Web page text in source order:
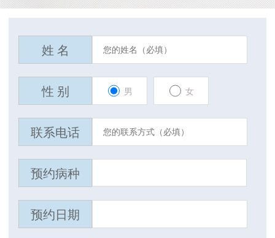
姓 名
性 别 男 女
联系电话
预约病种
预约日期